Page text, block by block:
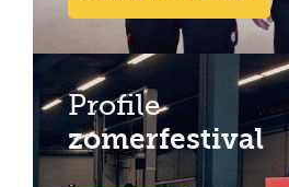
Profile
zomerfestival